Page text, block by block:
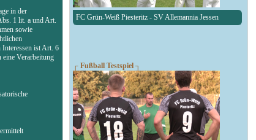
in der
1 lit. a und Art.
sowie
ist Art. 6
Verarbeitung
FC Grün-Weiß Piesteritz - SV Allemannia Jessen
┌ Fußball Testspiel ┐